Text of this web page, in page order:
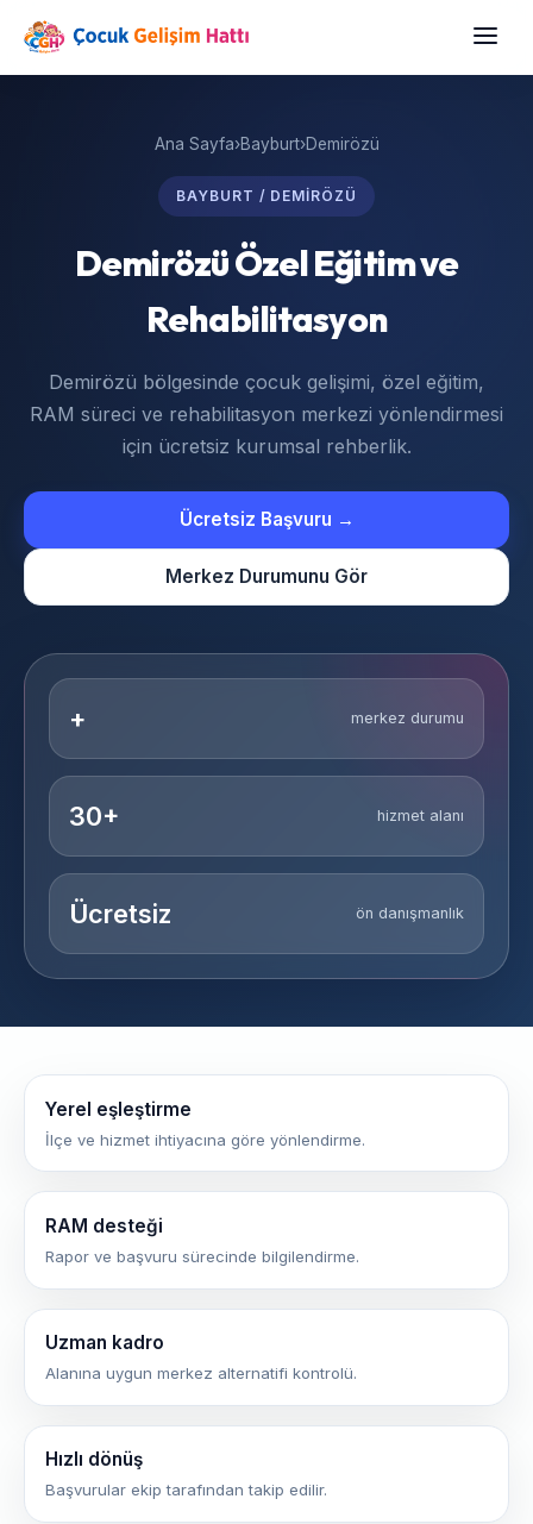
Ana Sayfa›Bayburt›Demirözü
BAYBURT / DEMIRÖZÜ
Demirözü Özel Eğitim ve
Rehabilitasyon
Demirözü bölgesinde çocuk gelişimi, özel eğitim,
RAM süreci ve rehabilitasyon merkezi yönlendirmesi
için ücretsiz kurumsal rehberlik.
Ücretsiz Başvuru →
Merkez Durumunu Gör
+ merkez durumu
30+ hizmet alanı
Ücretsiz ön danışmanlık
Yerel eşleştirme
İlçe ve hizmet ihtiyacına göre yönlendirme.
RAM desteği
Rapor ve başvuru sürecinde bilgilendirme.
Uzman kadro
Alanına uygun merkez alternatifi kontrolü.
Hızlı dönüş
Başvurular ekip tarafından takip edilir.